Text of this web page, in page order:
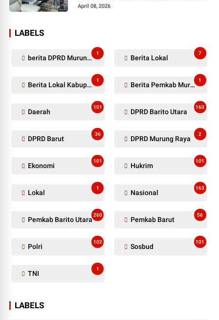
April 08, 2026
LABELS
berita DPRD Murung Raya
1
Berita Lokal
7
Berita Lokal Kabupaten Barito Utara
1
Berita Pemkab Murung Raya
1
Daerah
101
DPRD Barito Utara
160
DPRD Barut
36
DPRD Murung Raya
2
Ekonomi
101
Hukrim
101
Lokal
1
Nasional
163
Pemkab Barito Utara
260
Pemkab Barut
56
Polri
102
Sosbud
101
TNI
1
LABELS